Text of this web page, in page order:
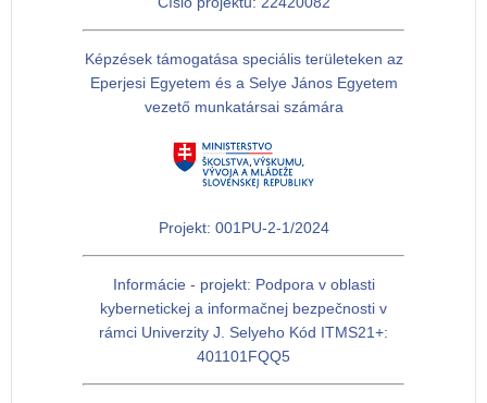
Képzések támogatása speciális területeken az
Eperjesi Egyetem és a Selye János Egyetem
vezető munkatársai számára
Projekt: 001PU-2-1/2024
Informácie - projekt: Podpora v oblasti
kybernetickej a informačnej bezpečnosti v
rámci Univerzity J. Selyeho Kód ITMS21+:
401101FQQ5